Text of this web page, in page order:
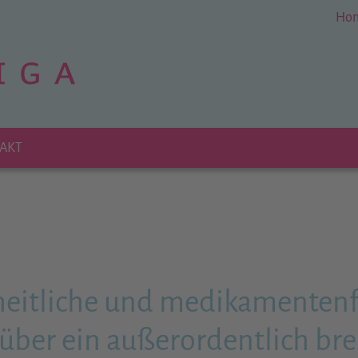
und
ein außerordentlich